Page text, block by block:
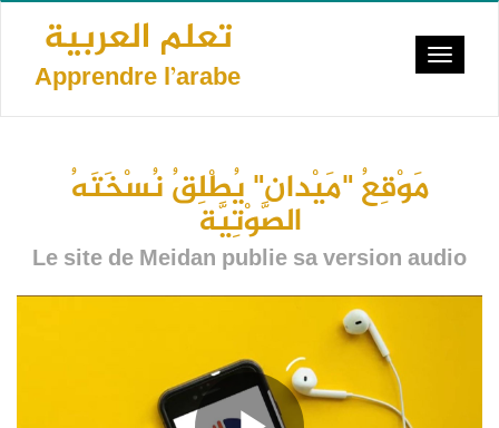
Aller
contenu
principal
تعلم العربية
Apprendre l’arabe
Toggle
مَوْقِعُ "مَيْدان" يُطْلِقُ نُسْخَتَهُ
الصَّوْتِيَّة
Le site de Meidan publie sa version audio